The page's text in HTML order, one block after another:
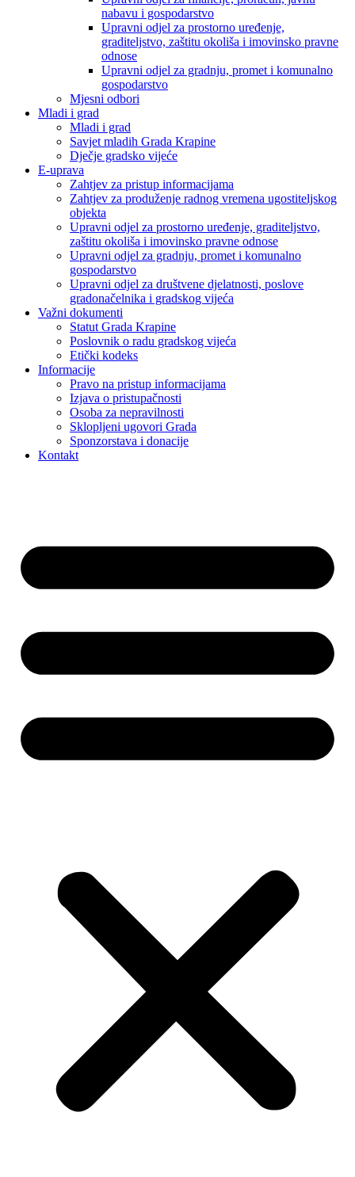
nabavu i gospodarstvo
Upravni odjel za prostorno uređenje,
graditeljstvo, zaštitu okoliša i imovinsko pravne
odnose
Upravni odjel za gradnju, promet i komunalno
gospodarstvo
Mjesni odbori
Mladi i grad
Mladi i grad
Savjet mladih Grada Krapine
Dječje gradsko vijeće
E-uprava
Zahtjev za pristup informacijama
Zahtjev za produženje radnog vremena ugostiteljskog
objekta
Upravni odjel za prostorno uređenje, graditeljstvo,
zaštitu okoliša i imovinsko pravne odnose
Upravni odjel za gradnju, promet i komunalno
gospodarstvo
Upravni odjel za društvene djelatnosti, poslove
gradonačelnika i gradskog vijeća
Važni dokumenti
Statut Grada Krapine
Poslovnik o radu gradskog vijeća
Etički kodeks
Informacije
Pravo na pristup informacijama
Izjava o pristupačnosti
Osoba za nepravilnosti
Sklopljeni ugovori Grada
Sponzorstava i donacije
Kontakt